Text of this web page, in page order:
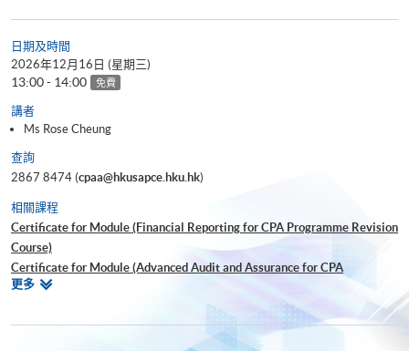
日期及時間
2026年12月16日 (星期三)
13:00 - 14:00 免費
講者
Ms Rose Cheung
查詢
2867 8474 (cpaa@hkusapce.hku.hk)
相關課程
Certificate for Module (Financial Reporting for CPA Programme Revision
Course)
Certificate for Module (Advanced Audit and Assurance for CPA
Programme Revision Course)
Certificate for Module (Global Strategy and Leadership for CPA
Programme Revision Course)
Certificate for Module (Financial Risk Management for CPA Programme
更多相